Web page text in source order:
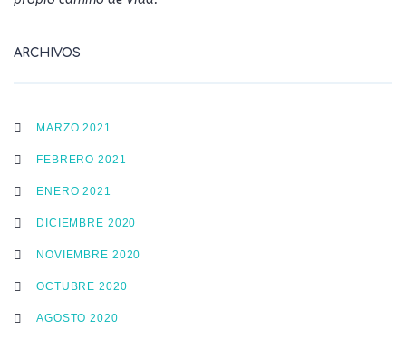
ARCHIVOS
MARZO 2021
FEBRERO 2021
ENERO 2021
DICIEMBRE 2020
NOVIEMBRE 2020
OCTUBRE 2020
AGOSTO 2020